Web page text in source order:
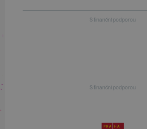
S finanční podporou
S finanční podporou